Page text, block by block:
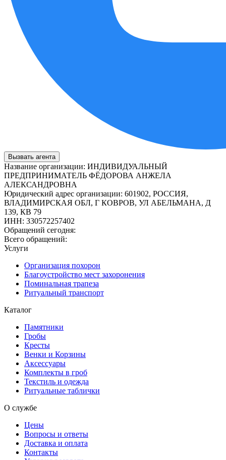
Вызвать агента
Название организации: ИНДИВИДУАЛЬНЫЙ
ПРЕДПРИНИМАТЕЛЬ ФЁДОРОВА АНЖЕЛА
АЛЕКСАНДРОВНА
Юридический адрес организации: 601902, РОССИЯ,
ВЛАДИМИРСКАЯ ОБЛ, Г КОВРОВ, УЛ АБЕЛЬМАНА, Д
139, КВ 79
ИНН: 330572257402
Обращений сегодня:
Всего обращений:
Услуги
Организация похорон
Благоустройство мест захоронения
Поминальная трапеза
Ритуальный транспорт
Каталог
Памятники
Гробы
Кресты
Венки и Корзины
Аксессуары
Комплекты в гроб
Текстиль и одежда
Ритуальные таблички
О службе
Цены
Вопросы и ответы
Доставка и оплата
Контакты